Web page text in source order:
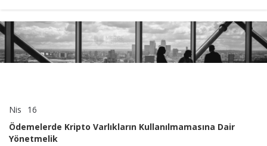
Nis 16
Varlıkların
Kullanılmamasına
Ödemelerde Kripto Varlıkların Kullanılmamasına Dair
Yönetmelik